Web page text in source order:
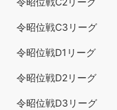
令昭位戦C3リーグ
令昭位戦D1リーグ
令昭位戦D2リーグ
令昭位戦D3リーグ